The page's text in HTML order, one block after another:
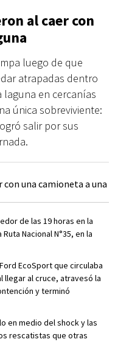
al caer con
luego de que
atrapadas dentro
laguna en cercanías
única sobreviviente:
salir por sus
de las 19 horas en la
Nacional N°35, en la
EcoSport que circulaba
llegar al cruce, atravesó la
y terminó
en medio del shock y las
rescatistas que otras